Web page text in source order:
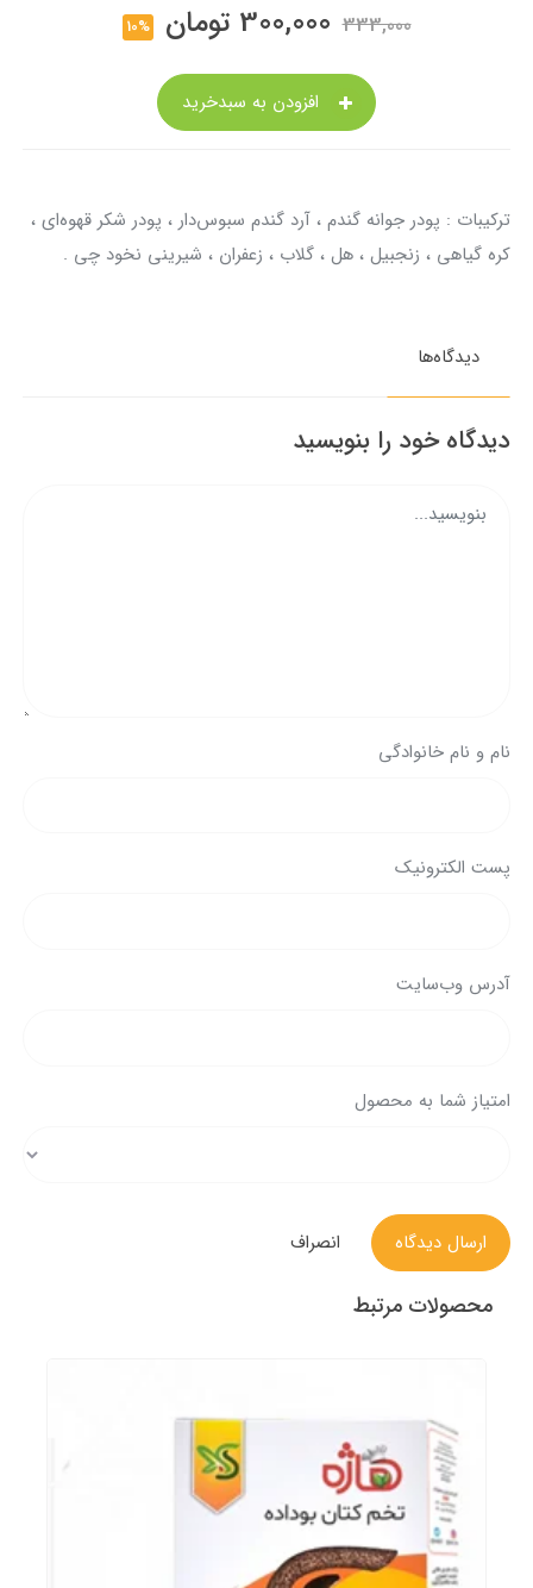
333,000
300,000 تومان 10%
ترکیبات : پودر جوانه گندم ، آرد گندم سبوس‌دار ، پودر شکر قهوه‌ای ،
کره گیاهی ، زنجبیل ، هل ، گلاب ، زعفران ، شیرینی نخود چی .
دیدگاه‌ها
دیدگاه خود را بنویسید
نام و نام خانوادگی
پست الکترونیک
آدرس وب‌سایت
امتیاز شما به محصول
ارسال دیدگاه انصراف
محصولات مرتبط